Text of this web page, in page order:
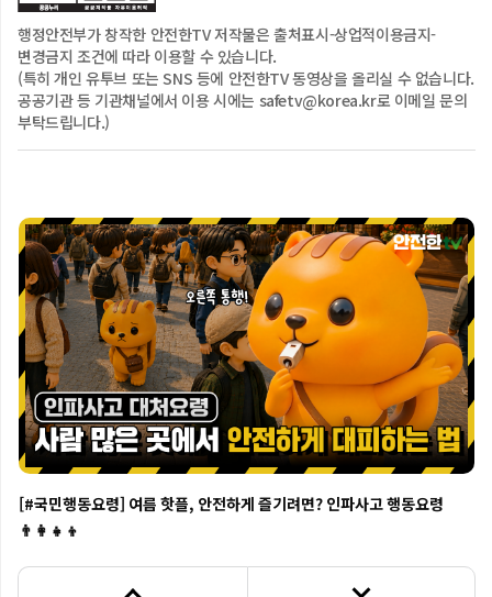
행정안전부가 창작한 안전한TV 저작물은출처표시-상업적이용금지-
변경금지 조건에 따라 이용할 수 있습니다.
(특히 개인 유투브 또는 SNS 등에 안전한TV 동영상을 올리실 수 없습니다.
공공기관 등 기관채널에서 이용 시에는 safetv@korea.kr로 이메일 문의
부탁드립니다.)
[행동요령] 우리의 안전한 여름을 위한 폭염 행동요령
[#국민행동요령] 여름 핫플, 안전하게 즐기려면? 인파사고 행동요령
👨‍👩‍👧‍👦